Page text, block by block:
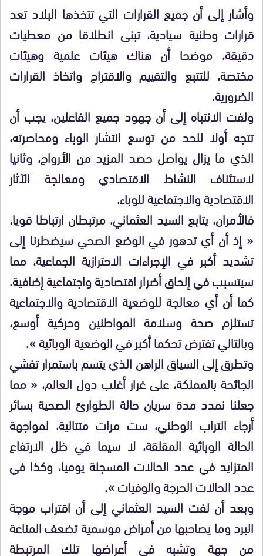
وأشار إلى أن جميع القرارات التي تتخذها البلاد تعد
قرارات وطنية سيادية، تبنى انطلاقا من معطيات
دقيقة، موضحا أن هناك هيئات علمية وهيئات
مختصة، للتتبع والتقييم والاقتراح واتخاذ القرارات
الضرورية.
ولفت الانتباه إلى أن جهود جميع الفاعلين، يجب أن
تتجه أولا للحد من توسع انتشار الوباء ومحاصرته،
الذي ما يزال يواصل حصد المزيد من الأرواح، وثانيا
لاستئناف النشاط الاقتصادي ومعالجة الآثار
الاقتصادية والاجتماعية للوباء.
فالأمران، يتابع السيد العثماني، مرتبطان ارتباطا قويا،
« إذ أن أي تدهور في الوضع الصحي سيضطرنا إلى
تشديد أكبر في الإجراءات الاحترازية الجماعية، مما
سيتسبب في إلحاق أضرار اقتصادية واجتماعية إضافية.
كما أن أي معالجة للوضعية الاقتصادية والاجتماعية
تستلزم صحة وسلامة المواطنين وحركية أوسع،
وبالتالي تفترض تحكما أكبر في الوضعية الوبائية ».
وتطرق إلى السياق الراهن الذي يتسم باستمرار تفشي
الجائحة بالمملكة، على غرار أغلب دول العالم، « مما
جعلنا نمدد مدة سريان حالة الطوارئ الصحية بسائر
أرجاء التراب الوطني، ست مرات متتالية، لمواجهة
الحالة الوبائية المقلقة، لا سيما في ظل الارتفاع
المتزايد في عدد الحالات المسجلة يوميا، وكذا في
عدد الحالات الحرجة والوفيات ».
وبعد أن لفت السيد العثماني إلى أن اقتراب موجة
البرد وما يصاحبها من أمراض موسمية تضعف المناعة
من جهة وتشبه في أعراضها تلك المرتبطة